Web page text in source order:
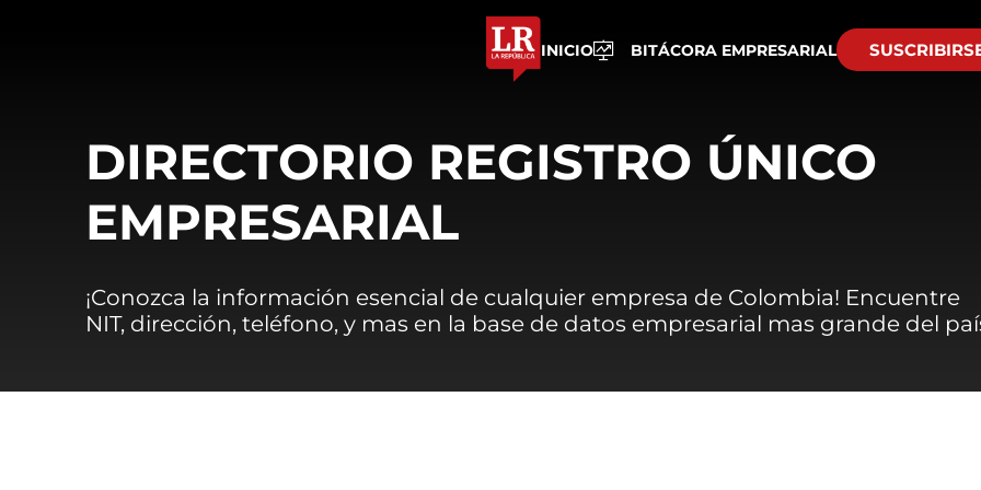
INICIO BITÁCORA EMPRESARIAL
DIRECTORIO REGISTRO ÚNICO
EMPRESARIAL
¡Conozca la información esencial de cualquier empresa de Colombia! Encuentre
NIT, dirección, teléfono, y mas en la base de datos empresarial mas grande del